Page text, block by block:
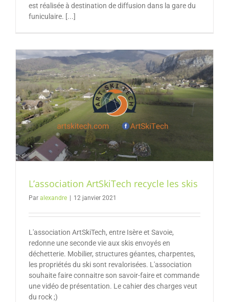
est réalisée à destination de diffusion dans la gare du
funiculaire. [...]
L’association ArtSkiTech recycle les skis
Par alexandre 12 janvier 2021
L'association ArtSkiTech, entre Isère et Savoie,
redonne une seconde vie aux skis envoyés en
déchetterie. Mobilier, structures géantes, charpentes,
les propriétés du ski sont revalorisées. L'association
souhaite faire connaitre son savoir-faire et commande
une vidéo de présentation. Le cahier des charges veut
du rock ;)